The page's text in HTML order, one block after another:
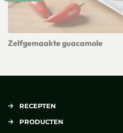
Zelfgemaakte guacamole
RECEPTEN
PRODUCTEN